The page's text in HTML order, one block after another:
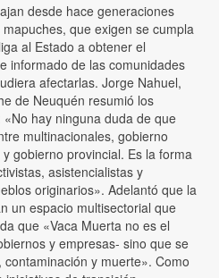
desde hace generaciones
que exigen se cumpla
al Estado a obtener el
informado de las comunidades
afectarlas. Jorge Nahuel,
de Neuquén resumió los
hay ninguna duda de que
multinacionales, gobierno
gobierno provincial. Es la forma
asistencialistas y
originarios». Adelantó que la
un espacio multisectorial que
que «Vaca Muerta no es el
y empresas- sino que se
y muerte». Como